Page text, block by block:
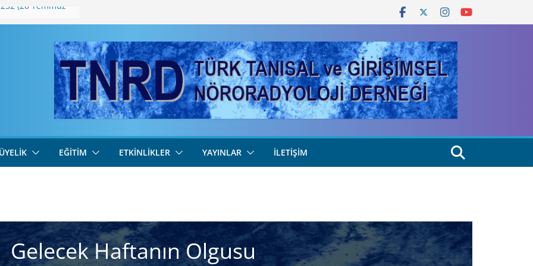
(20 Temmuz
(3 Ağustos
(27 Temmuz
ÜYELIK EĞITIM ETKINLIKLER YAYINLAR İLETIŞIM
Gelecek Haftanın Olgusu